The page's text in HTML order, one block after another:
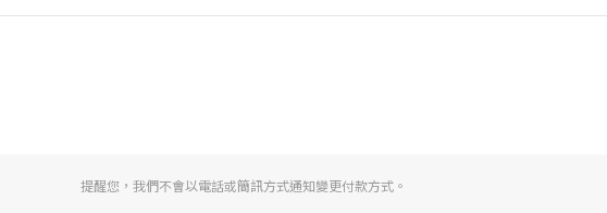
提醒您，我們不會以電話或簡訊方式通知變更付款方式。